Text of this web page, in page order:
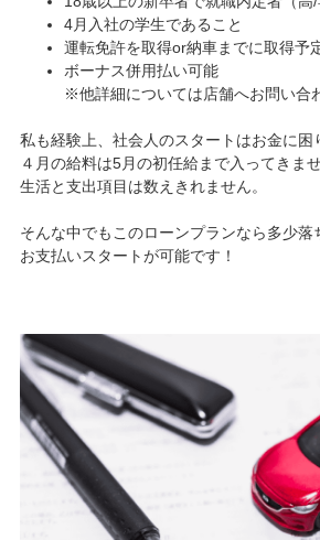
4月入社の学生であること
運転免許を取得or納車までに取得予
ボーナス併用払い可能
※他詳細については店舗へお問い合
私も経験上、社会人のスタートはお金に困
４月の給料は5月の初任給まで入ってきま
生活と支出項目は数えきれません。
そんな中でもこのローンプランなら多少落
お支払いスタートが可能です！